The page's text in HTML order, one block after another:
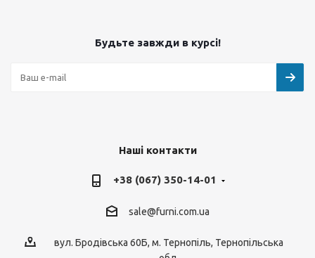
Будьте завжди в курсі!
Наші контакти
+38 (067) 350-14-01
sale@furni.com.ua
вул. Бродівська 60Б, м. Тернопіль, Тернопільська